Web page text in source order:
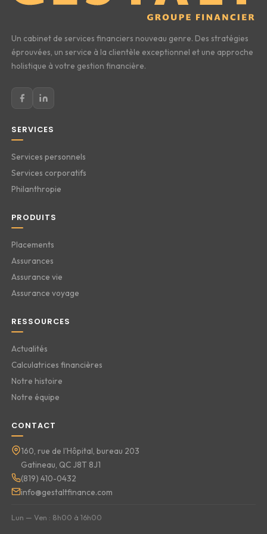
Un cabinet de services financiers nouveau genre. Des stratégies
éprouvées, un service à la clientèle exceptionnel et une approche
holistique à votre gestion financière.
SERVICES
Services personnels
Services corporatifs
Philanthropie
PRODUITS
Placements
Assurances
Assurance vie
Assurance voyage
RESSOURCES
Actualités
Calculatrices financières
Notre histoire
Notre équipe
CONTACT
160, rue de l'Hôpital, bureau 203
Gatineau, QC J8T 8J1
(819) 410-0432
info@gestaltfinance.com
Lun — Ven : 8h00 à 16h00